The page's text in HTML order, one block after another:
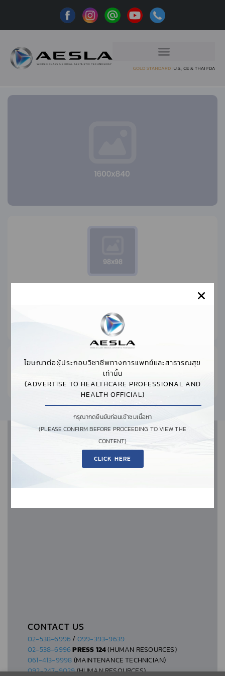
Explore Company Website
NO JOBS FOUND.
PANNA EKKAMAI-RAMINTRA (CENTRAL FESTIVAL
CONTACT US
02-538-6996 / 099-393-9639
02-538-6996 PRESS 124(HUMAN RESOURCES)
061-413-9998(MAINTENANCE TECHNICIAN)
092-247-9029(HUMAN RESOURCES)
โฆษณาต่อผู้ประกอบวิชาชีพทางการแพทย์และสาธารณสุข
เท่านั้น
(ADVERTISE TO HEALTHCARE PROFESSIONAL AND
HEALTH OFFICIAL)
กรุณากดยืนยันก่อนเข้าชมเนื้อหา
(PLEASE CONFIRM BEFORE PROCEEDING TO VIEW THE
CONTENT)
CLICK HERE